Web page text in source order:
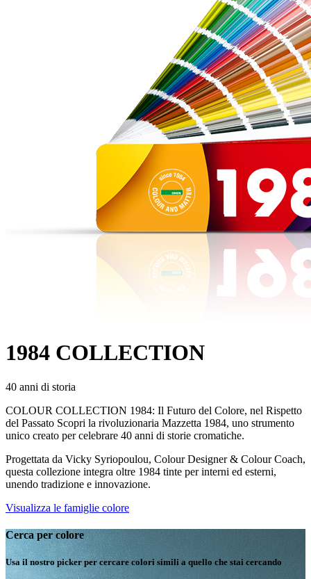
1984 COLLECTION
40 anni di storia
COLOUR COLLECTION 1984: Il Futuro del Colore, nel Rispetto
del Passato Scopri la rivoluzionaria Mazzetta 1984, uno strumento
unico creato per celebrare 40 anni di storie cromatiche.
Progettata da Vicky Syriopoulou, Colour Designer & Colour Coach,
questa collezione integra oltre 1984 tinte per interni ed esterni,
unendo tradizione e innovazione.
Visualizza le famiglie colore
Cerca per colore
Usa il nostro picker per cercare colori simili a quello che stai cercando